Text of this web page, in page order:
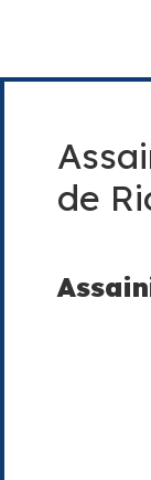
Assainissement près
de